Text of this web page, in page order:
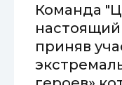
Команда
приняв